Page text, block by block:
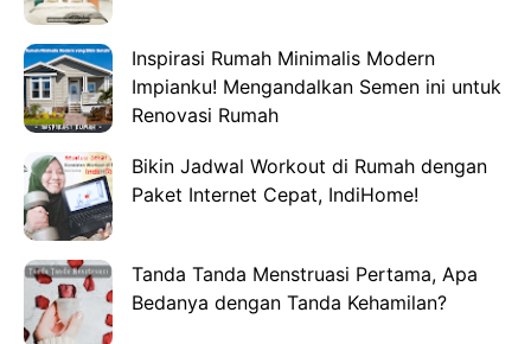
Inspirasi Rumah Minimalis Modern
Impianku! Mengandalkan Semen ini untuk
Renovasi Rumah
Bikin Jadwal Workout di Rumah dengan
Paket Internet Cepat, IndiHome!
Tanda Tanda Menstruasi Pertama, Apa
Bedanya dengan Tanda Kehamilan?